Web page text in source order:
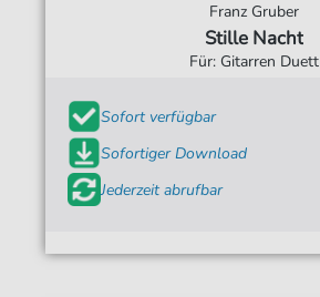
Franz Gruber
Stille Nacht
Für: Gitarren Duett
Sofort verfügbar
Sofortiger Download
Jederzeit abrufbar